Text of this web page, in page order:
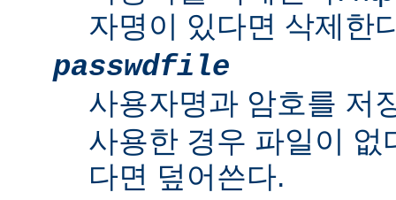
자명이 있다면 삭제한
passwdfile
사용자명과 암호를 저
사용한 경우 파일이 없
다면 덮어쓴다.